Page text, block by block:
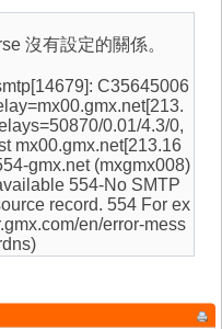
沒有設定的關係。
C35645006
0.01/4.3/0,
mx00.gmx.net[213.16
gmx.net (mxgmx008)
554-No SMTP
record. 554 For ex
en/error-mess